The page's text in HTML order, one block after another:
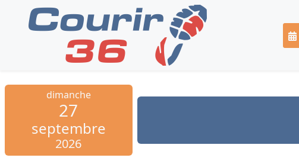
dimanche
27
septembre
2026